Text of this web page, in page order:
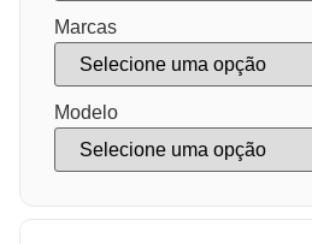
Marcas
Modelo